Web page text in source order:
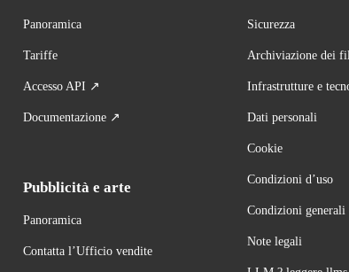
Panoramica
Tariffe
Accesso API ↗
Documentazione ↗
Pubblicità e arte
Panoramica
Contatta l’Ufficio vendite
Sicurezza
Archiviazione dei
Infrastrutture e
Dati personali
Cookie
Condizioni d’uso
Condizioni generali
Note legali